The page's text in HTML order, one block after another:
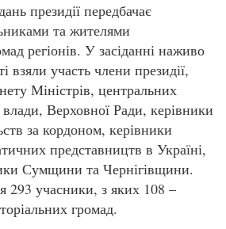
президії передбачає
та жителями
регіонів. У засіданні наживо
взяли участь члени президії,
Міністрів, центральних
влади, Верховної Ради, керівники
за кордоном, керівники
представництв в Україні,
Сумщини та Чернігівщини.
293 учасники, з яких 108 –
громад.